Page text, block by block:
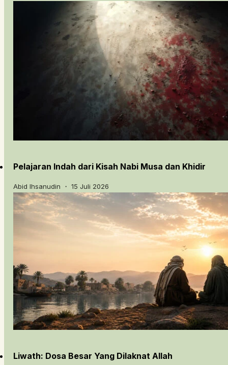
Pelajaran Indah dari Kisah Nabi Musa dan Khidir
Abid Ihsanudin ・ 15 Juli 2026
Liwath: Dosa Besar Yang Dilaknat Allah